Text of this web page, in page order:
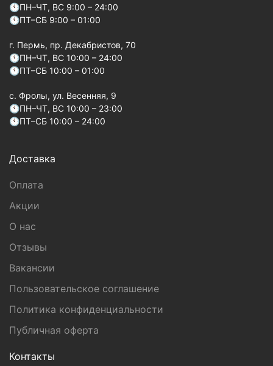
🕚ПН–ЧТ, ВС 9:00 – 24:00
🕚ПТ–СБ 9:00 – 01:00
г. Пермь, пр. Декабристов, 70
🕚ПН–ЧТ, ВС 10:00 – 24:00
🕚ПТ–СБ 10:00 – 01:00
c. Фролы, ул. Весенняя, 9
🕚ПН–ЧТ, ВС 10:00 – 23:00
🕚ПТ–СБ 10:00 – 24:00
Доставка
Оплата
Акции
О нас
Отзывы
Вакансии
Пользовательское соглашение
Политика конфиденциальности
Публичная оферта
Контакты